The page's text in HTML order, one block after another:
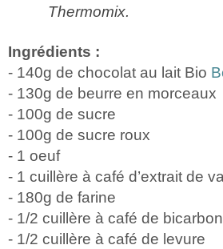
Thermomix.
Ingrédients :
- 140g de chocolat au lait Bio
- 130g de beurre en morceaux
- 100g de sucre
- 100g de sucre roux
- 1 oeuf
- 1 cuillère à café d’extrait de
- 180g de farine
- 1/2 cuillère à café de
- 1/2 cuillère à café de levure